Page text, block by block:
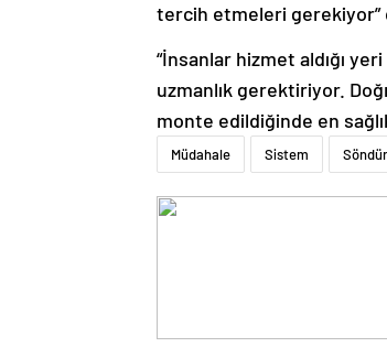
tercih etmeleri gerekiyor”
“İnsanlar hizmet aldığı
uzmanlık gerektiriyor.
monte edildiğinde en
Müdahale Sistem